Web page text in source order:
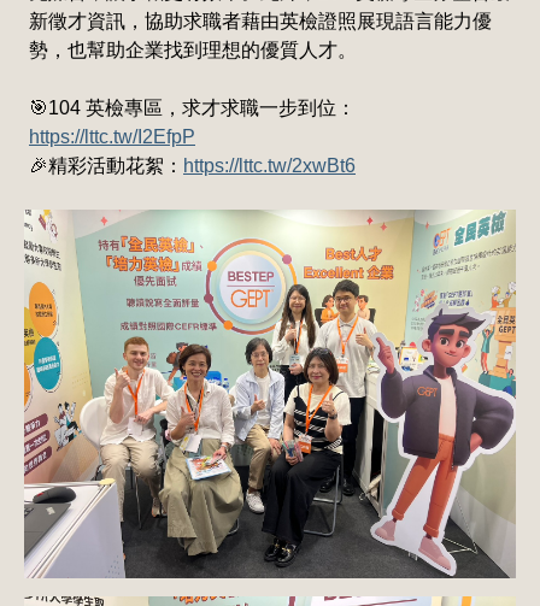
新徵才資訊，協助求職者藉由英檢證照展現語言能力優
勢，也幫助企業找到理想的優質人才。
🎯104 英檢專區，求才求職一步到位：
https://lttc.tw/I2EfpP
🎉精彩活動花絮： https://lttc.tw/2xwBt6